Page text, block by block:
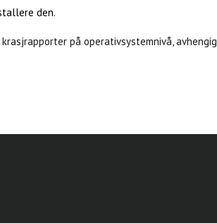
den.
på operativsystemnivå, avhengig